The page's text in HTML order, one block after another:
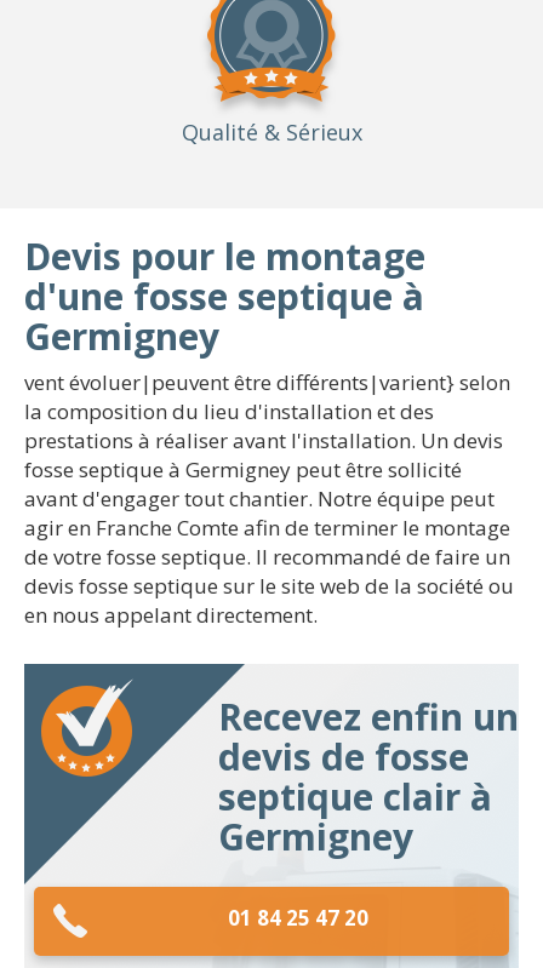
Qualité & Sérieux
Devis pour le montage
d'une fosse septique à
Germigney
vent évoluer|peuvent être différents|varient} selon
la composition du lieu d'installation et des
prestations à réaliser avant l'installation. Un devis
fosse septique à Germigney peut être sollicité
avant d'engager tout chantier. Notre équipe peut
agir en Franche Comte afin de terminer le montage
de votre fosse septique. Il recommandé de faire un
devis fosse septique sur le site web de la société ou
en nous appelant directement.
Recevez enfin un
devis de fosse
septique clair à
Germigney
01 84 25 47 20